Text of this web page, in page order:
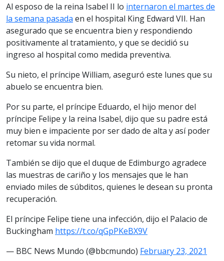
Al esposo de la reina Isabel II lo internaron el martes de
la semana pasada en el hospital King Edward VII. Han
asegurado que se encuentra bien y respondiendo
positivamente al tratamiento, y que se decidió su
ingreso al hospital como medida preventiva.
Su nieto, el príncipe William, aseguró este lunes que su
abuelo se encuentra bien.
Por su parte, el príncipe Eduardo, el hijo menor del
príncipe Felipe y la reina Isabel, dijo que su padre está
muy bien e impaciente por ser dado de alta y así poder
retomar su vida normal.
También se dijo que el duque de Edimburgo agradece
las muestras de cariño y los mensajes que le han
enviado miles de súbditos, quienes le desean su pronta
recuperación.
El príncipe Felipe tiene una infección, dijo el Palacio de
Buckingham https://t.co/qGpPKeBX9V
— BBC News Mundo (@bbcmundo) February 23, 2021